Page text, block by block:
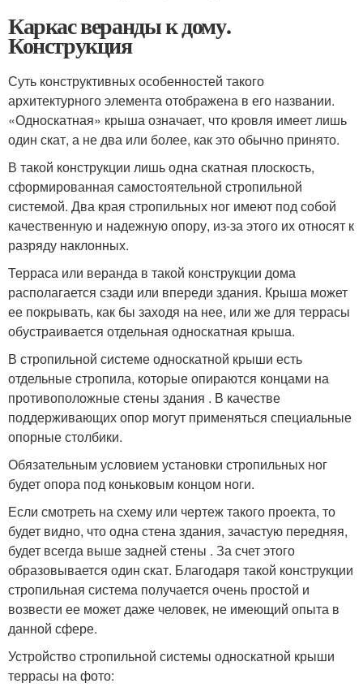
Каркас веранды к дому.
Конструкция
Суть конструктивных особенностей такого
архитектурного элемента отображена в его названии.
«Односкатная» крыша означает, что кровля имеет лишь
один скат, а не два или более, как это обычно принято.
В такой конструкции лишь одна скатная плоскость,
сформированная самостоятельной стропильной
системой. Два края стропильных ног имеют под собой
качественную и надежную опору, из-за этого их относят к
разряду наклонных.
Терраса или веранда в такой конструкции дома
располагается сзади или впереди здания. Крыша может
ее покрывать, как бы заходя на нее, или же для террасы
обустраивается отдельная односкатная крыша.
В стропильной системе односкатной крыши есть
отдельные стропила, которые опираются концами на
противоположные стены здания . В качестве
поддерживающих опор могут применяться специальные
опорные столбики.
Обязательным условием установки стропильных ног
будет опора под коньковым концом ноги.
Если смотреть на схему или чертеж такого проекта, то
будет видно, что одна стена здания, зачастую передняя,
будет всегда выше задней стены . За счет этого
образовывается один скат. Благодаря такой конструкции
стропильная система получается очень простой и
возвести ее может даже человек, не имеющий опыта в
данной сфере.
Устройство стропильной системы односкатной крыши
террасы на фото: